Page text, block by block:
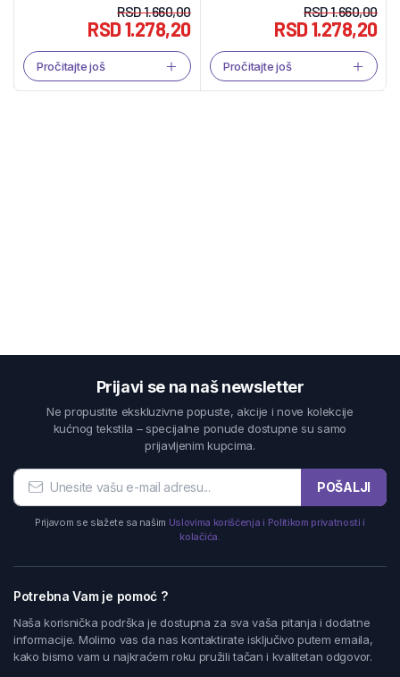
RSD1.660,00
RSD1.278,20
Pročitajte još
RSD1.660,00
RSD1.278,20
Pročitajte još
Prijavi se na naš newsletter
Ne propustite ekskluzivne popuste, akcije i nove kolekcije
kućnog tekstila – specijalne ponude dostupne su samo
prijavljenim kupcima.
POŠALJI
Prijavom se slažete sa našim Uslovima korišćenja i Politikom privatnosti i
kolačića.
Potrebna Vam je pomoć ?
Naša korisnička podrška je dostupna za sva vaša pitanja i dodatne
informacije. Molimo vas da nas kontaktirate isključivo putem emaila,
kako bismo vam u najkraćem roku pružili tačan i kvalitetan odgovor.